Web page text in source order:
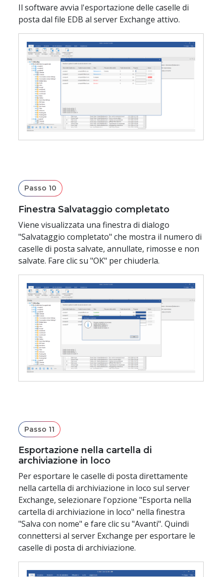
Il software avvia l'esportazione delle caselle di
posta dal file EDB al server Exchange attivo.
Passo 10
Finestra Salvataggio completato
Viene visualizzata una finestra di dialogo
"Salvataggio completato" che mostra il numero di
caselle di posta salvate, annullate, rimosse e non
salvate. Fare clic su "OK" per chiuderla.
Passo 11
Esportazione nella cartella di
archiviazione in loco
Per esportare le caselle di posta direttamente
nella cartella di archiviazione in loco sul server
Exchange, selezionare l'opzione "Esporta nella
cartella di archiviazione in loco" nella finestra
"Salva con nome" e fare clic su "Avanti". Quindi
connettersi al server Exchange per esportare le
caselle di posta di archiviazione.